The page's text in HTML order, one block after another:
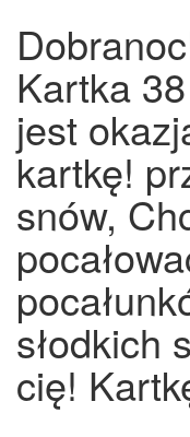
Kartka
jest
kartkę!
snów,
słodkich
cię!